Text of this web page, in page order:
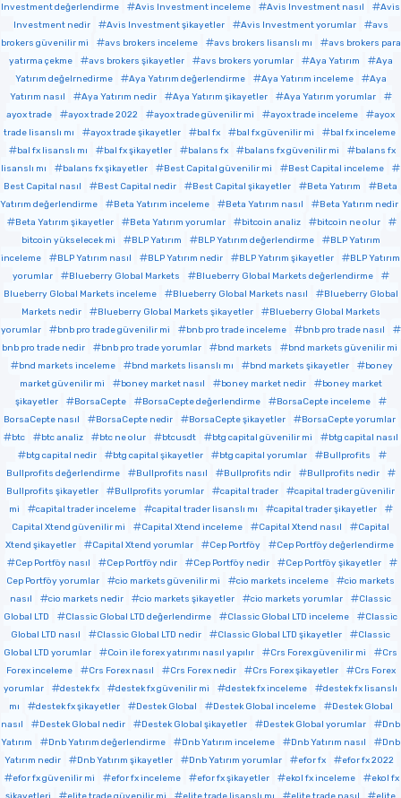
Investment değerlendirme
Avis Investment inceleme Avis Investment nasıl
Avis
Investment nedir
Avis Investment şikayetler Avis Investment yorumlar
avs
brokers güvenilir mi
avs brokers inceleme avs brokers lisanslı mı
avs brokers para
yatırma çekme
avs brokers şikayetler avs brokers yorumlar Aya Yatırım
Aya
Yatırım değelrnedirme
Aya Yatırım değerlendirme Aya Yatırım inceleme
Aya
Yatırım nasıl
Aya Yatırım nedir Aya Yatırım şikayetler
Aya Yatırım yorumlar
ayox trade
ayox trade 2022 ayox trade güvenilir mi ayox trade inceleme
ayox
trade lisanslı mı
ayox trade şikayetler bal fx bal fx güvenilir mi
bal fx inceleme
bal fx lisanslı mı
bal fx şikayetler balans fx balans fx güvenilir mi
balans fx
lisanslı mı
balans fx şikayetler Best Capital güvenilir mi
Best Capital inceleme
Best Capital nasıl
Best Capital nedir Best Capital şikayetler Beta Yatırım
Beta
Yatırım değerlendirme
Beta Yatırım inceleme Beta Yatırım nasıl
Beta Yatırım nedir
Beta Yatırım şikayetler
Beta Yatırım yorumlar bitcoin analiz
bitcoin ne olur
bitcoin yükselecek mi
BLP Yatırım BLP Yatırım değerlendirme
BLP Yatırım
inceleme
BLP Yatırım nasıl BLP Yatırım nedir BLP Yatırım şikayetler
BLP Yatırım
yorumlar
Blueberry Global Markets
Blueberry Global Markets değerlendirme
Blueberry Global Markets inceleme
Blueberry Global Markets nasıl
Blueberry Global
Markets nedir
Blueberry Global Markets şikayetler
Blueberry Global Markets
yorumlar
bnb pro trade güvenilir mi bnb pro trade inceleme
bnb pro trade nasıl
bnb pro trade nedir
bnb pro trade yorumlar bnd markets
bnd markets güvenilir mi
bnd markets inceleme
bnd markets lisanslı mı bnd markets şikayetler
boney
market güvenilir mi
boney market nasıl boney market nedir
boney market
şikayetler
BorsaCepte BorsaCepte değerlendirme
BorsaCepte inceleme
BorsaCepte nasıl
BorsaCepte nedir BorsaCepte şikayetler
BorsaCepte yorumlar
btc
btc analiz btc ne olur btcusdt btg capital güvenilir mi
btg capital nasıl
btg capital nedir
btg capital şikayetler btg capital yorumlar
Bullprofits
Bullprofits değerlendirme
Bullprofits nasıl Bullprofits ndir
Bullprofits nedir
Bullprofits şikayetler
Bullprofits yorumlar capital trader
capital trader güvenilir
mi
capital trader inceleme capital trader lisanslı mı
capital trader şikayetler
Capital Xtend güvenilir mi
Capital Xtend inceleme Capital Xtend nasıl
Capital
Xtend şikayetler
Capital Xtend yorumlar Cep Portföy
Cep Portföy değerlendirme
Cep Portföy nasıl
Cep Portföy ndir Cep Portföy nedir
Cep Portföy şikayetler
Cep Portföy yorumlar
cio markets güvenilir mi cio markets inceleme
cio markets
nasıl
cio markets nedir cio markets şikayetler cio markets yorumlar
Classic
Global LTD
Classic Global LTD değerlendirme Classic Global LTD inceleme
Classic
Global LTD nasıl
Classic Global LTD nedir Classic Global LTD şikayetler
Classic
Global LTD yorumlar
Coin ile forex yatırımı nasıl yapılır Crs Forex güvenilir mi
Crs
Forex inceleme
Crs Forex nasıl Crs Forex nedir Crs Forex şikayetler
Crs Forex
yorumlar
destek fx destek fx güvenilir mi destek fx inceleme
destek fx lisanslı
mı
destek fx şikayetler Destek Global Destek Global inceleme
Destek Global
nasıl
Destek Global nedir Destek Global şikayetler Destek Global yorumlar
Dnb
Yatırım
Dnb Yatırım değerlendirme Dnb Yatırım inceleme Dnb Yatırım nasıl
Dnb
Yatırım nedir
Dnb Yatırım şikayetler Dnb Yatırım yorumlar efor fx
efor fx 2022
efor fx güvenilir mi
efor fx inceleme efor fx şikayetler ekol fx inceleme
ekol fx